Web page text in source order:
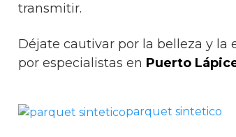
transmitir.
Déjate cautivar por la belleza y la
por especialistas en Puerto
parquet sintetico